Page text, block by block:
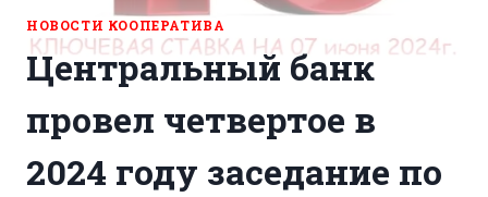
НОВОСТИ КООПЕРАТИВА
Центральный банк
провел четвертое в
2024 году заседание по